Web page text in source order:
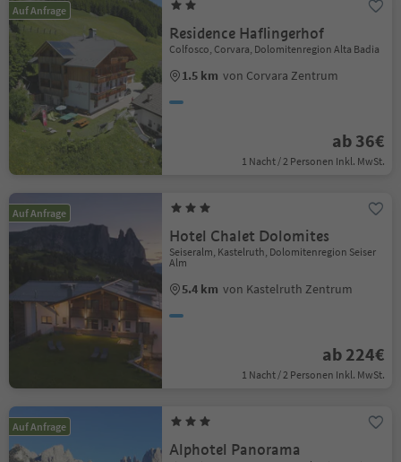
Auf Anfrage
Residence Haflingerhof
Colfosco, Corvara, Dolomitenregion Alta Badia
1.5 km von Corvara Zentrum
ab 36€
1 Nacht / 2 Personen Inkl. MwSt.
Auf Anfrage
Hotel Chalet Dolomites
Seiseralm, Kastelruth, Dolomitenregion Seiser
Alm
5.4 km von Kastelruth Zentrum
ab 224€
1 Nacht / 2 Personen Inkl. MwSt.
Auf Anfrage
Alphotel Panorama